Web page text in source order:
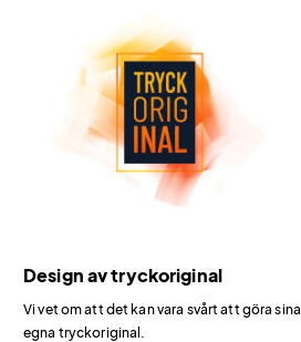
Design av tryckoriginal
Vi vet om att det kan vara svårt att göra sina
egna tryckoriginal.